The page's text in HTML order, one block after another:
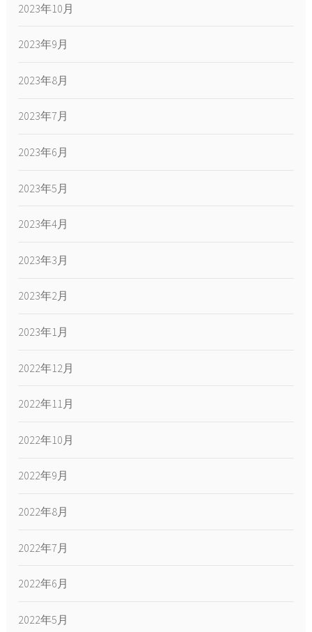
2023年10月
2023年9月
2023年8月
2023年7月
2023年6月
2023年5月
2023年4月
2023年3月
2023年2月
2023年1月
2022年12月
2022年11月
2022年10月
2022年9月
2022年8月
2022年7月
2022年6月
2022年5月